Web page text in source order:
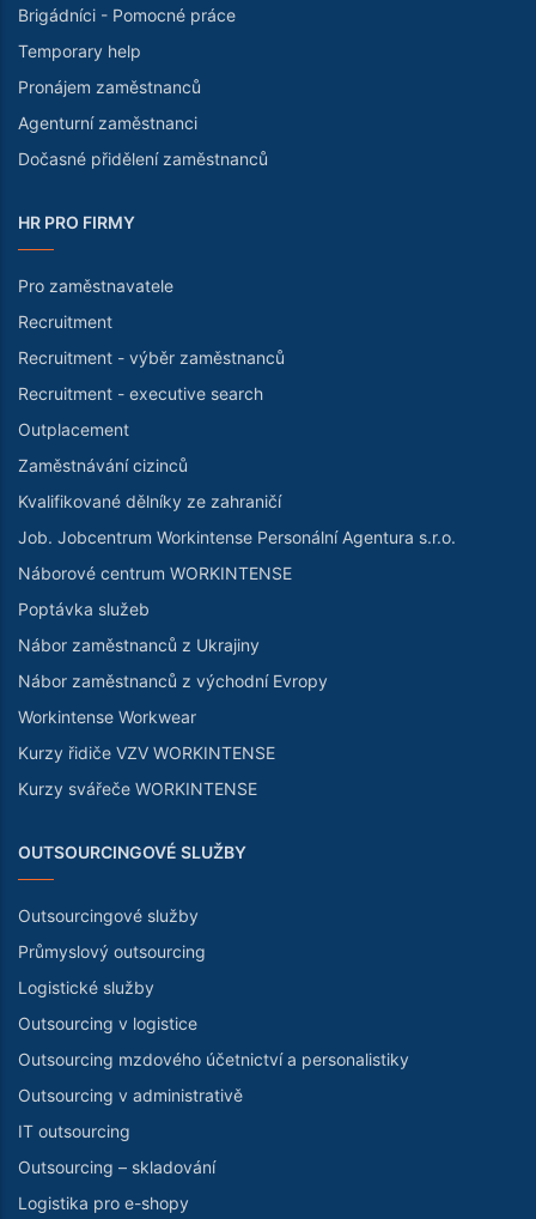
Brigádníci - Pomocné práce
Temporary help
Pronájem zaměstnanců
Agenturní zaměstnanci
Dočasné přidělení zaměstnanců
HR PRO FIRMY
Pro zaměstnavatele
Recruitment
Recruitment - výběr zaměstnanců
Recruitment - executive search
Outplacement
Zaměstnávání cizinců
Kvalifikované dělníky ze zahraničí
Job. Jobcentrum Workintense Personální Agentura s.r.o.
Náborové centrum WORKINTENSE
Poptávka služeb
Nábor zaměstnanců z Ukrajiny
Nábor zaměstnanců z východní Evropy
Workintense Workwear
Kurzy řidiče VZV WORKINTENSE
Kurzy svářeče WORKINTENSE
OUTSOURCINGOVÉ SLUŽBY
Outsourcingové služby
Průmyslový outsourcing
Logistické služby
Outsourcing v logistice
Outsourcing mzdového účetnictví a personalistiky
Outsourcing v administrativě
IT outsourcing
Outsourcing – skladování
Logistika pro e-shopy